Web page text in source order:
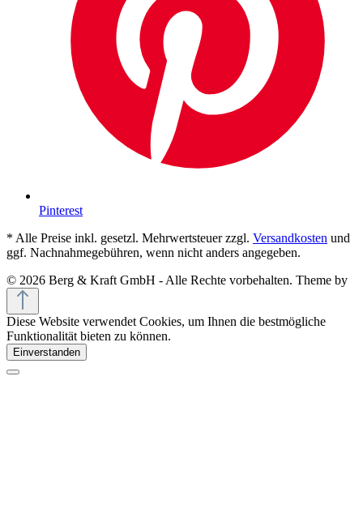
Pinterest
* Alle Preise inkl. gesetzl. Mehrwertsteuer zzgl. Versandkosten und
ggf. Nachnahmegebühren, wenn nicht anders angegeben.
© 2026 Berg & Kraft GmbH - Alle Rechte vorbehalten. Theme by
Diese Website verwendet Cookies, um Ihnen die bestmögliche
Funktionalität bieten zu können.
Einverstanden